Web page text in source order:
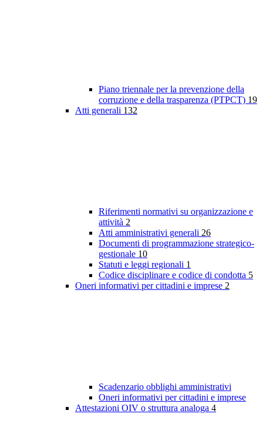
Piano triennale per la prevenzione della
corruzione e della trasparenza (PTPCT) 19
Atti generali 132
Riferimenti normativi su organizzazione e
attività 2
Atti amministrativi generali 26
Documenti di programmazione strategico-
gestionale 10
Statuti e leggi regionali 1
Codice disciplinare e codice di condotta 5
Oneri informativi per cittadini e imprese 2
Scadenzario obblighi amministrativi
Oneri informativi per cittadini e imprese
Attestazioni OIV o struttura analoga 4